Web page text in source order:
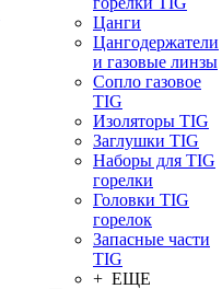
Цанги
Цангодержатели
и газовые линзы
Сопло газовое
TIG
Изоляторы TIG
Заглушки TIG
Наборы для TIG
горелки
Головки TIG
горелок
Запасные части
TIG
+ ЕЩЕ